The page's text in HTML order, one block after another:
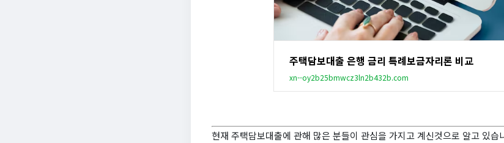
주택담보대출 은행 금리 특례보금자리론 비교
xn--oy2b25bmwcz3ln2b432b.com
현재 주택담보대출에 관해 많은 분들이 관심을 가지고 계신것으로 알고 있습